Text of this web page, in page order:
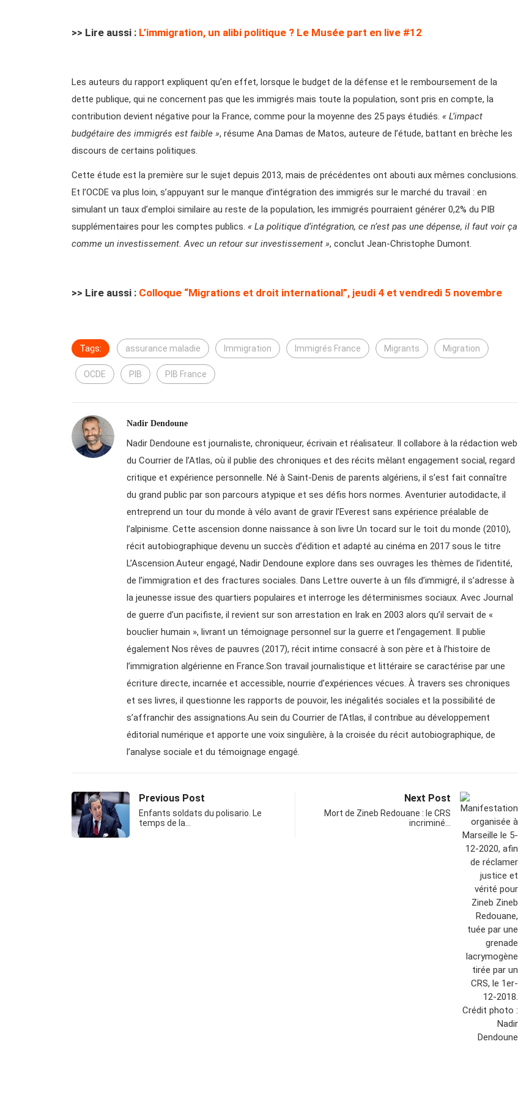
>> Lire aussi : L’immigration, un alibi politique ? Le Musée part en live #12
Les auteurs du rapport expliquent qu’en effet, lorsque le budget de la défense et le remboursement de la
dette publique, qui ne concernent pas que les immigrés mais toute la population, sont pris en compte, la
contribution devient négative pour la France, comme pour la moyenne des 25 pays étudiés. « L’impact
budgétaire des immigrés est faible », résume Ana Damas de Matos, auteure de l’étude, battant en brèche les
discours de certains politiques.
Cette étude est la première sur le sujet depuis 2013, mais de précédentes ont abouti aux mêmes conclusions.
Et l’OCDE va plus loin, s’appuyant sur le manque d’intégration des immigrés sur le marché du travail : en
simulant un taux d’emploi similaire au reste de la population, les immigrés pourraient générer 0,2% du PIB
supplémentaires pour les comptes publics. « La politique d’intégration, ce n’est pas une dépense, il faut voir ça
comme un investissement. Avec un retour sur investissement », conclut Jean-Christophe Dumont.
>> Lire aussi : Colloque “Migrations et droit international”, jeudi 4 et vendredi 5 novembre
Tags: assurance maladie Immigration Immigrés France Migrants Migration
OCDE PIB PIB France
Nadir Dendoune
Nadir Dendoune est journaliste, chroniqueur, écrivain et réalisateur. Il collabore à la rédaction web
du Courrier de l’Atlas, où il publie des chroniques et des récits mêlant engagement social, regard
critique et expérience personnelle. Né à Saint-Denis de parents algériens, il s’est fait connaître
du grand public par son parcours atypique et ses défis hors normes. Aventurier autodidacte, il
entreprend un tour du monde à vélo avant de gravir l’Everest sans expérience préalable de
l’alpinisme. Cette ascension donne naissance à son livre Un tocard sur le toit du monde (2010),
récit autobiographique devenu un succès d’édition et adapté au cinéma en 2017 sous le titre
L’Ascension.Auteur engagé, Nadir Dendoune explore dans ses ouvrages les thèmes de l’identité,
de l’immigration et des fractures sociales. Dans Lettre ouverte à un fils d’immigré, il s’adresse à
la jeunesse issue des quartiers populaires et interroge les déterminismes sociaux. Avec Journal
de guerre d’un pacifiste, il revient sur son arrestation en Irak en 2003 alors qu’il servait de «
bouclier humain », livrant un témoignage personnel sur la guerre et l’engagement. Il publie
également Nos rêves de pauvres (2017), récit intime consacré à son père et à l’histoire de
l’immigration algérienne en France.Son travail journalistique et littéraire se caractérise par une
écriture directe, incarnée et accessible, nourrie d’expériences vécues. À travers ses chroniques
et ses livres, il questionne les rapports de pouvoir, les inégalités sociales et la possibilité de
s’affranchir des assignations.Au sein du Courrier de l’Atlas, il contribue au développement
éditorial numérique et apporte une voix singulière, à la croisée du récit autobiographique, de
l’analyse sociale et du témoignage engagé.
Previous Post
Enfants soldats du polisario. Le
temps de la…
Next Post
Mort de Zineb Redouane : le CRS
incriminé…